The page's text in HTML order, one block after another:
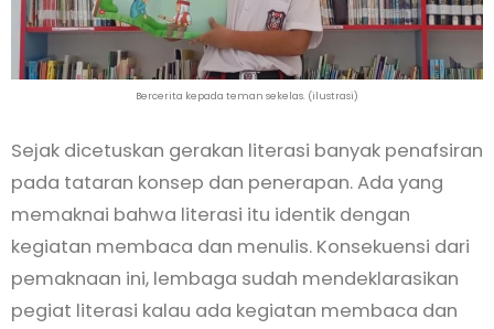
Bercerita kepada teman sekelas. (ilustrasi)
Sejak dicetuskan gerakan literasi banyak penafsiran
pada tataran konsep dan penerapan. Ada yang
memaknai bahwa literasi itu identik dengan
kegiatan membaca dan menulis. Konsekuensi dari
pemaknaan ini, lembaga sudah mendeklarasikan
pegiat literasi kalau ada kegiatan membaca dan